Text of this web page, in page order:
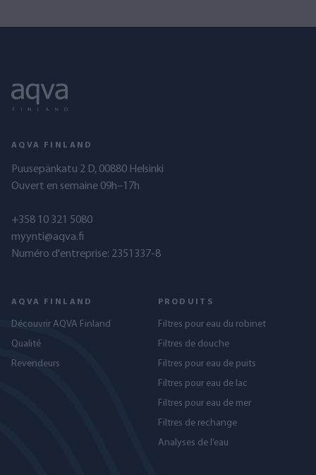
AQVA FINLAND
Puusepänkatu 2 D, 00880 Helsinki
Ouvert en semaine 09h–17h
+358 10 321 5080
myynti@aqva.fi
Numéro d'entreprise: 2351337-8
AQVA FINLAND
Découvrir AQVA Finland
Qualité
Revendeurs
PRODUITS
Filtres pour eau du robinet
Filtres de douche
Filtres pour eau de puits
Filtres pour eau de lac
Filtres pour eau de mer
Filtres de rechange
Analyses de l’eau